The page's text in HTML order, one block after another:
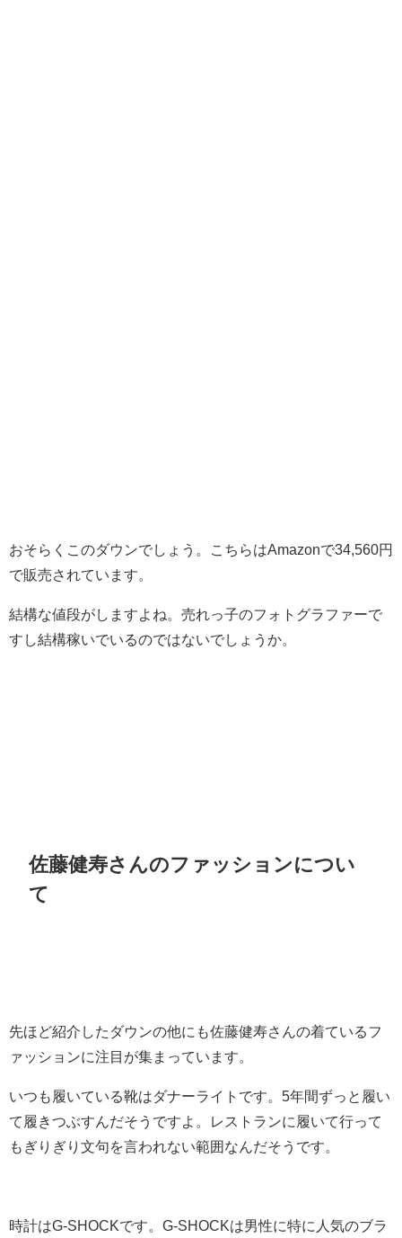
おそらくこのダウンでしょう。こちらはAmazonで34,560円
で販売されています。
結構な値段がしますよね。売れっ子のフォトグラファーで
すし結構稼いでいるのではないでしょうか。
佐藤健寿さんのファッションについ
て
先ほど紹介したダウンの他にも佐藤健寿さんの着ているフ
ァッションに注目が集まっています。
いつも履いている靴はダナーライトです。5年間ずっと履い
て履きつぶすんだそうですよ。レストランに履いて行って
もぎりぎり文句を言われない範囲なんだそうです。
時計はG-SHOCKです。G-SHOCKは男性に特に人気のブラ